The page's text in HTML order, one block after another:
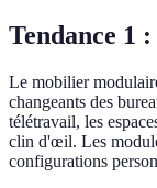
Tendance 1
Le mobilier
changeants des
télétravail, les
clin d'œil. Les
configurations